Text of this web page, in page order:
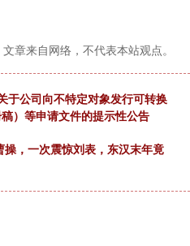
章来自网络，不代表本站观点。
于公司向不特定对象发行可转换
）等申请文件的提示性公告
，一次震惊刘表，东汉末年竟